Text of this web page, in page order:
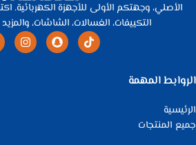
الأصلي، وجهتكم الأولى للأجهزة
التكييفات، الغسالات، الشاشات،
الروابط المهمة
الرئيسية
جميع المنتجات